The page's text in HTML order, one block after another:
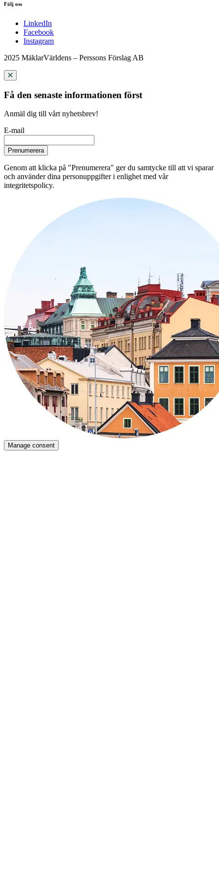
Följ oss
LinkedIn
Facebook
Instagram
2025 MäklarVärldens – Perssons Förslag AB
Få den senaste informationen först
Anmäl dig till vårt nyhetsbrev!
E-mail
Prenumerera
Genom att klicka på "Prenumerera" ger du samtycke till att vi sparar
och använder dina personuppgifter i enlighet med vår
integritetspolicy.
Manage consent